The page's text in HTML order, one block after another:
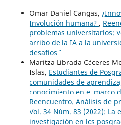
Omar Daniel Cangas,
Involución humana? ,
problemas universitarios:
arribo de la IA a la
desafíos I
Maritza Librada Cáceres
Islas, Estudiantes de
comunidades de
conocimiento en el marco
Reencuentro. Análisis de
Vol. 34 Núm. 83 (2022): La
investigación en los